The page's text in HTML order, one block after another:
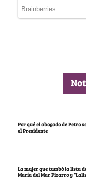
Por qué el abogado de Petro
el Presidente
La mujer que tumbó la lista
María del Mar Pizarro y